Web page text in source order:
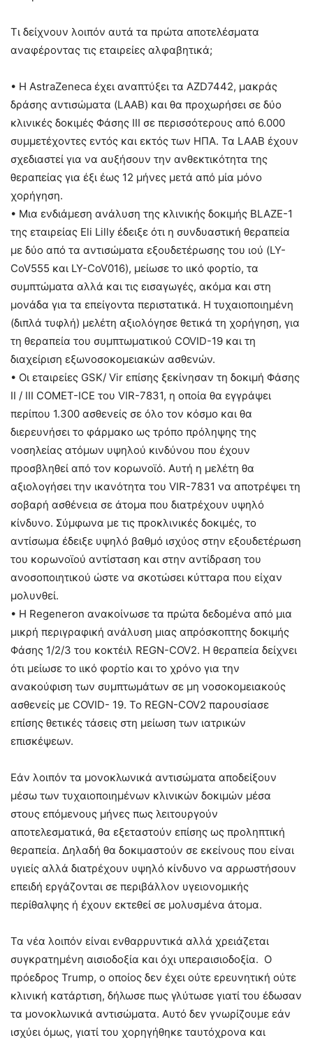
Τι δείχνουν λοιπόν αυτά τα πρώτα αποτελέσματα
αναφέροντας τις εταιρείες αλφαβητικά;
• H AstraZeneca έχει αναπτύξει τα AZD7442, μακράς
δράσης αντισώματα (LAAB) και θα προχωρήσει σε δύο
κλινικές δοκιμές Φάσης III σε περισσότερους από 6.000
συμμετέχοντες εντός και εκτός των ΗΠΑ. Τα LAAB έχουν
σχεδιαστεί για να αυξήσουν την ανθεκτικότητα της
θεραπείας για έξι έως 12 μήνες μετά από μία μόνο
χορήγηση.
• Μια ενδιάμεση ανάλυση της κλινικής δοκιμής BLAZE-1
της εταιρείας Eli Lilly έδειξε ότι η συνδυαστική θεραπεία
με δύο από τα αντισώματα εξουδετέρωσης του ιού (LY-
CoV555 και LY-CoV016), μείωσε το ιικό φορτίο, τα
συμπτώματα αλλά και τις εισαγωγές, ακόμα και στη
μονάδα για τα επείγοντα περιστατικά. Η τυχαιοποιημένη
(διπλά τυφλή) μελέτη αξιολόγησε θετικά τη χορήγηση, για
τη θεραπεία του συμπτωματικού COVID-19 και τη
διαχείριση εξωνοσοκομειακών ασθενών.
• Οι εταιρείες GSK/ Vir επίσης ξεκίνησαν τη δοκιμή Φάσης
II / III COMET-ICE του VIR-7831, η οποία θα εγγράψει
περίπου 1.300 ασθενείς σε όλο τον κόσμο και θα
διερευνήσει το φάρμακο ως τρόπο πρόληψης της
νοσηλείας ατόμων υψηλού κινδύνου που έχουν
προσβληθεί από τον κορωνοϊό. Αυτή η μελέτη θα
αξιολογήσει την ικανότητα του VIR-7831 να αποτρέψει τη
σοβαρή ασθένεια σε άτομα που διατρέχουν υψηλό
κίνδυνο. Σύμφωνα με τις προκλινικές δοκιμές, το
αντίσωμα έδειξε υψηλό βαθμό ισχύος στην εξουδετέρωση
του κορωνοϊού αντίσταση και στην αντίδραση του
ανοσοποιητικού ώστε να σκοτώσει κύτταρα που είχαν
μολυνθεί.
• Η Regeneron ανακοίνωσε τα πρώτα δεδομένα από μια
μικρή περιγραφική ανάλυση μιας απρόσκοπτης δοκιμής
Φάσης 1/2/3 του κοκτέιλ REGN-COV2. Η θεραπεία δείχνει
ότι μείωσε το ιικό φορτίο και το χρόνο για την
ανακούφιση των συμπτωμάτων σε μη νοσοκομειακούς
ασθενείς με COVID- 19. Το REGN-COV2 παρουσίασε
επίσης θετικές τάσεις στη μείωση των ιατρικών
επισκέψεων.
Εάν λοιπόν τα μονοκλωνικά αντισώματα αποδείξουν
μέσω των τυχαιοποιημένων κλινικών δοκιμών μέσα
στους επόμενους μήνες πως λειτουργούν
αποτελεσματικά, θα εξεταστούν επίσης ως προληπτική
θεραπεία. Δηλαδή θα δοκιμαστούν σε εκείνους που είναι
υγιείς αλλά διατρέχουν υψηλό κίνδυνο να αρρωστήσουν
επειδή εργάζονται σε περιβάλλον υγειονομικής
περίθαλψης ή έχουν εκτεθεί σε μολυσμένα άτομα.
Τα νέα λοιπόν είναι ενθαρρυντικά αλλά χρειάζεται
συγκρατημένη αισιοδοξία και όχι υπεραισιοδοξία. Ο
πρόεδρος Trump, ο οποίος δεν έχει ούτε ερευνητική ούτε
κλινική κατάρτιση, δήλωσε πως γλύτωσε γιατί του έδωσαν
τα μονοκλωνικά αντισώματα. Αυτό δεν γνωρίζουμε εάν
ισχύει όμως, γιατί του χορηγήθηκε ταυτόχρονα και